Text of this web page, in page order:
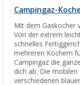
Campingaz-
Mit dem Gaskocher
Von der extrem
schnelles
mehreren Kochern
Campingaz die
dich ab. Die
verschiedenen